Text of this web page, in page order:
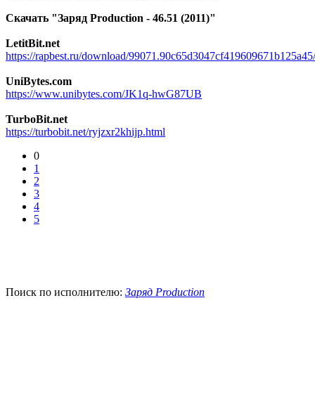
Скачать "Заряд Production - 46.51 (2011)"
LetitBit.net
https://rapbest.ru/download/
UniBytes.com
https://www.unibytes.com/JK1q-hwG87UB
TurboBit.net
https://turbobit.net/ryjzxr2khijp.html
0
1
2
3
4
5
Поиск по исполнителю: Заряд Production